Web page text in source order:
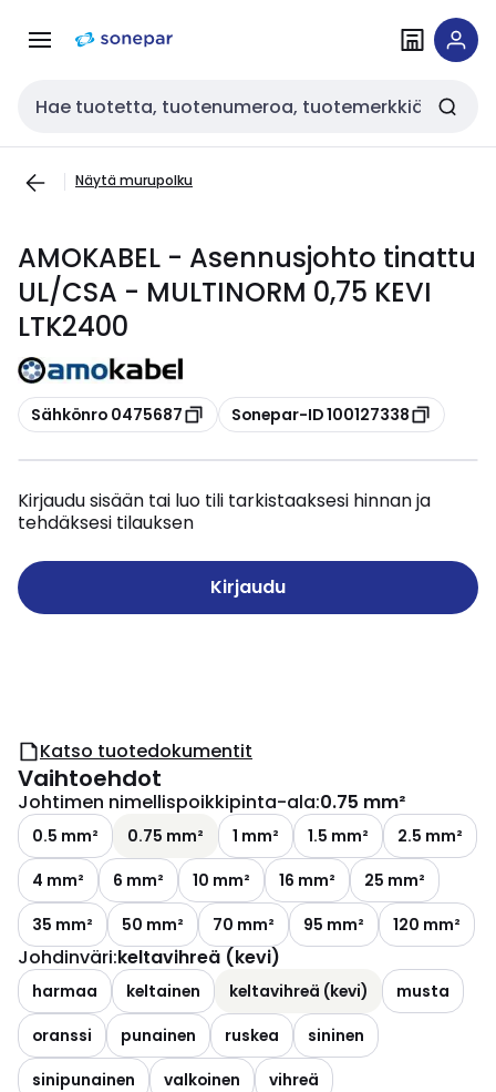
navigointiinsisältöön
Haku
Näytä murupolku
AMOKABEL - Asennusjohto tinattu
UL/CSA - MULTINORM 0,75 KEVI
LTK2400
Kopioi
Sähkönro 0475687 Kopioi
Sonepar-ID 100127338
Kirjaudu sisään tai luo tili tarkistaaksesi hinnan ja
tehdäksesi tilauksen
Kirjaudu
Katso tuotedokumentit
Vaihtoehdot
Johtimen nimellispoikkipinta-ala:0.75 mm²
0.5 mm² 0.75 mm² 1 mm² 1.5 mm²
2.5 mm²
4 mm²
6 mm² 10 mm² 16 mm²
25 mm²
35 mm²
50 mm² 70 mm² 95 mm² 120 mm²
Johdinväri:keltavihreä (kevi)
harmaa keltainen keltavihreä (kevi)
musta
oranssi
punainen ruskea
sininen
sinipunainen
valkoinen vihreä